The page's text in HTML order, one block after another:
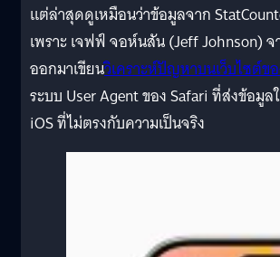
แต่ล่าสุดดูเหมือนว่าข้อมูลจาก
เพราะ เจฟฟ์ จอห์นสัน (Jeff Johnson)
ออกมาเขียนวิเคราะห์ปัญหาบนเว็บไซต์ข
ระบบ User Agent ของ Safari ที่ส่งข้อมูล
iOS ที่ไม่ตรงกับความเป็นจริง